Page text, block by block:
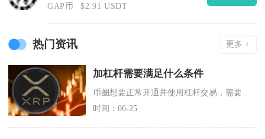
GAP币 $2.91 USDT
热门资讯 更多 +
加杠杆需要满足什么条件
时间：06-25